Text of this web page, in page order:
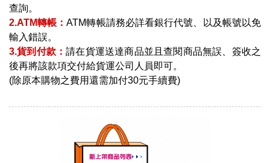
查詢。
2.ATM轉帳：ATM轉帳請務必詳看銀行代號、以及帳號以免
輸入錯誤。
3.貨到付款：請在貨運送達商品並且查閱商品無誤、簽收之
後再將該款項交付給貨運公司人員即可。
(除原本購物之費用還需加付30元手續費)